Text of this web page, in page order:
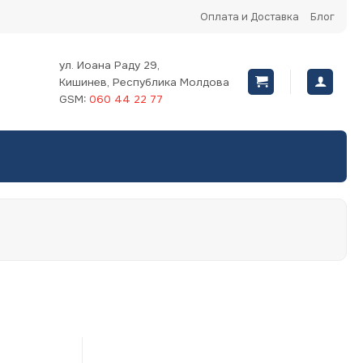
Оплата и Доставка Блог
ул. Иоана Раду 29,
Кишинев, Республика Молдова
GSM: 060 44 22 77